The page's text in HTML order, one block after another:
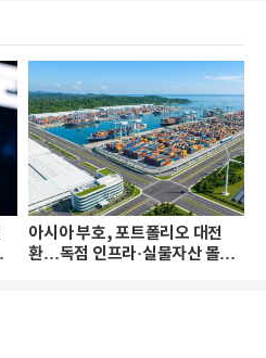
아시아 부호, 포트폴리오 대전
환…독점 인프라·실물자산 몰린